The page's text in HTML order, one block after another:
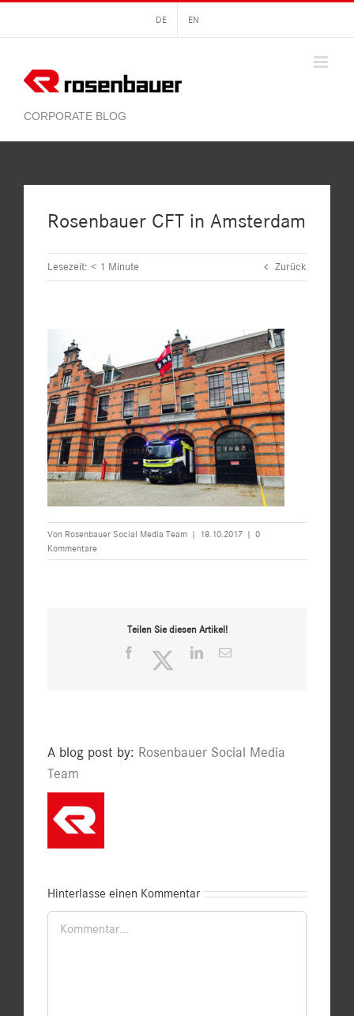
springen
DE EN
Rosenbauer CFT in Amsterdam
Lesezeit: < 1 Minute Zurück
Von Rosenbauer Social Media Team | 18.10.2017 | 0
Kommentare
Teilen Sie diesen Artikel!
Facebook TwitterLinkedIn
E-
A blog post by: Rosenbauer Social Media
Team
Hinterlasse einen Kommentar
Kommentar